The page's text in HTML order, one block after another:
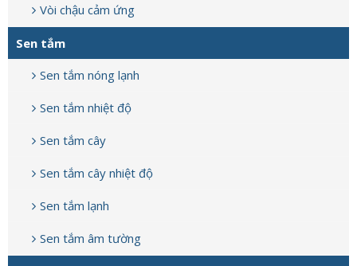
Vòi chậu cảm ứng
Sen tắm
Sen tắm nóng lạnh
Sen tắm nhiệt độ
Sen tắm cây
Sen tắm cây nhiệt độ
Sen tắm lạnh
Sen tắm âm tường